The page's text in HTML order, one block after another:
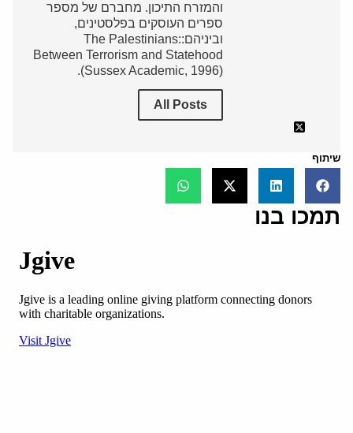
והמזרח התיכון. מחברם של מספר
ספרים העוסקים בפלסטינים,
וביניהם:The Palestinians:
Between Terrorism and Statehood
(Sussex Academic, 1996).
All Posts
שיתוף
תמכו בנו